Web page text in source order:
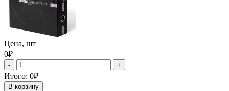
Цена, шт
0₽
- +
Итого: 0₽
В корзину